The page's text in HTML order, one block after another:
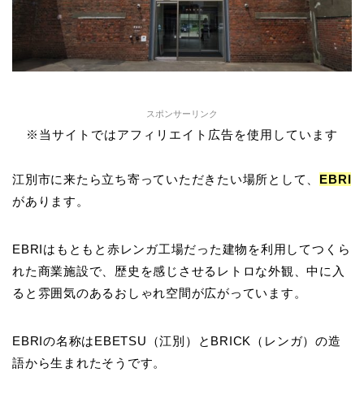
スポンサーリンク
※当サイトではアフィリエイト広告を使用しています
江別市に来たら立ち寄っていただきたい場所として、 EBRI
があります。
EBRIはもともと赤レンガ工場だった建物を利用してつくら
れた商業施設で、歴史を感じさせるレトロな外観、中に入
ると雰囲気のあるおしゃれ空間が広がっています。
EBRIの名称はEBETSU（江別）とBRICK（レンガ）の造
語から生まれたそうです。